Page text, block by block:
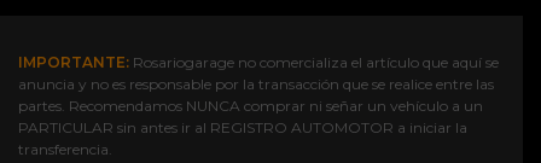
IMPORTANTE: Rosariogarage no comercializa el artículo que aquí se
anuncia y no es responsable por la transacción que se realice entre las
partes. Recomendamos NUNCA comprar ni señar un vehículo a un
PARTICULAR sin antes ir al REGISTRO AUTOMOTOR a iniciar la
transferencia.